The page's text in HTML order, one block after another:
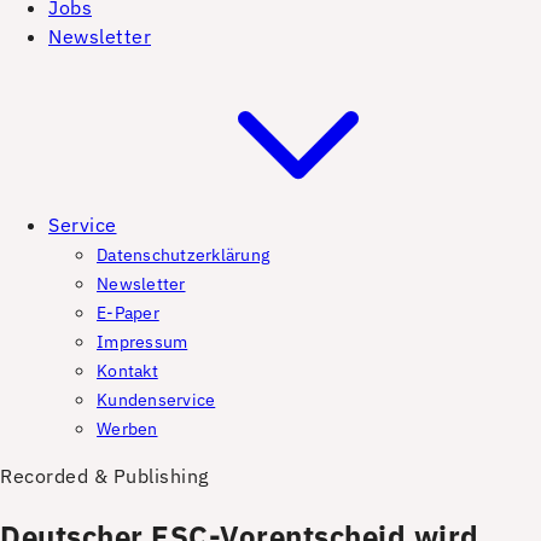
Jobs
Newsletter
Service
Datenschutzerklärung
Newsletter
E-Paper
Impressum
Kontakt
Kundenservice
Werben
Recorded & Publishing